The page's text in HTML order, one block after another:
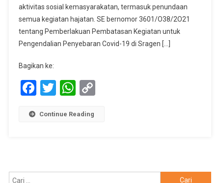
Resmi
Terbitkan
aktivitas sosial kemasyarakatan, termasuk penundaan
semua kegiatan hajatan. SE bernomor 3601/O38/2O21
tentang Pemberlakuan Pembatasan Kegiatan untuk
Pengendalian Penyebaran Covid-19 di Sragen […]
Bagikan ke:
Facebook
TwitterWhatsApp
Copy
Continue Reading